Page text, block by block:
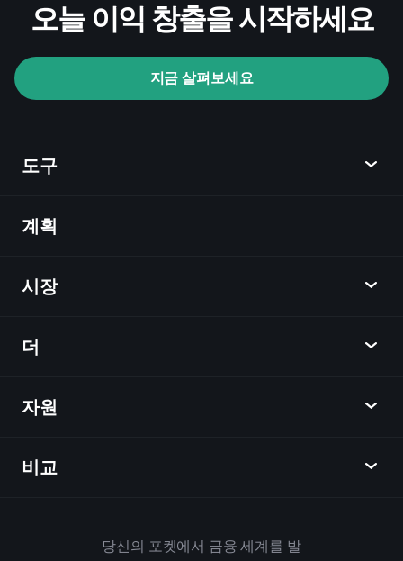
오늘 이익 창출을 시작하세요
지금 살펴보세요
도구
발견
차트
뉴스
학습 허브
메신저
계획
시장
개요
외환
지수
더
제휴사가 되다
회사
Playtrade 소개
자원
도움말 센터
비교
당신의 포켓에서 금융 세계를 발